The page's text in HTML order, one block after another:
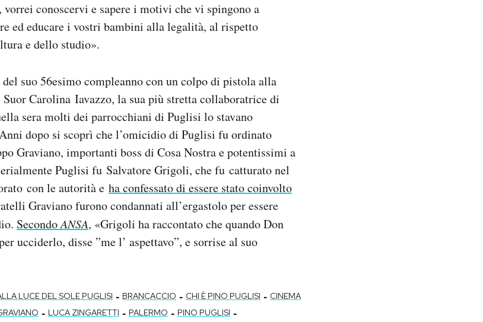
conoscervi e sapere i motivi che vi spingono a
ed educare i vostri bambini alla legalità, al rispetto
e dello studio».
suo 56esimo compleanno con un colpo di pistola alla
Suor Carolina Iavazzo, la sua più stretta collaboratrice di
sera molti dei parrocchiani di Puglisi lo stavano
dopo si scoprì che l’omicidio di Puglisi fu ordinato
Graviano, importanti boss di Cosa Nostra e potentissimi a
Puglisi fu Salvatore Grigoli, che fu catturato nel
con le autorità e ha confessato di essere stato coinvolto
Graviano furono condannati all’ergastolo per essere
SecondoANSA, «Grigoli ha raccontato che quando Don
ucciderlo, disse ”me l’ aspettavo”, e sorrise al suo
LUCE DEL SOLE PUGLISI - BRANCACCIO - CHI È PINO PUGLISI - CINEMA
- LUCA ZINGARETTI - PALERMO - PINO PUGLISI -